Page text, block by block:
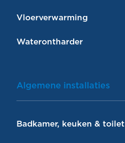
Vloerverwarming
Waterontharder
Algemene installaties
Badkamer, keuken & toilet